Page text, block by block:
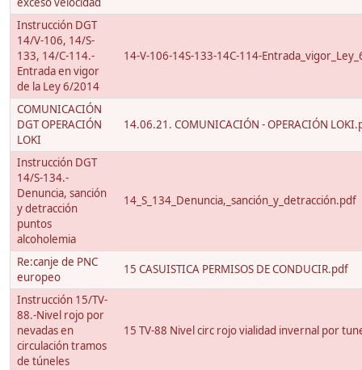
Instrucción DGT
14/V-106, 14/S-
133, 14/C-114.-
Entrada en vigor
de la Ley 6/2014
14-V-106-14S-133-14C-114-
COMUNICACIÓN
DGT OPERACIÓN
LOKI
14.06.21. COMUNICACIÓN - OPERACIÓN
Instrucción DGT
14/S-134.-
Denuncia, sanción
y detracción
puntos
alcoholemia
14_S_134_Denuncia,_sanción_y_detracción.pdf
Re:canje de PNC
europeo
15 CASUISTICA PERMISOS DE CONDUCIR.pdf
Instrucción 15/TV-
88.-Nivel rojo por
nevadas en
circulación tramos
de túneles
15 TV-88 Nivel circ rojo vialidad invernal por